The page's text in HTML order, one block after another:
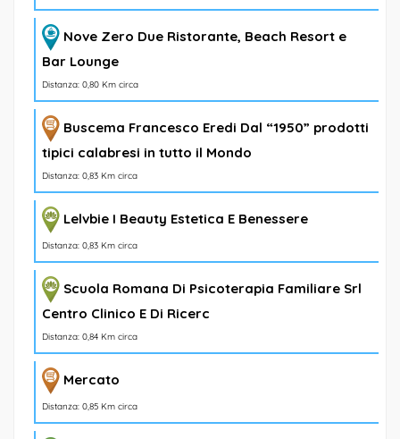
Nove Zero Due Ristorante, Beach Resort e
Bar Lounge
Distanza: 0,80 Km circa
Buscema Francesco Eredi Dal “1950” prodotti
tipici calabresi in tutto il Mondo
Distanza: 0,83 Km circa
Lelvbie I Beauty Estetica E Benessere
Distanza: 0,83 Km circa
Scuola Romana Di Psicoterapia Familiare Srl
Centro Clinico E Di Ricerc
Distanza: 0,84 Km circa
Mercato
Distanza: 0,85 Km circa